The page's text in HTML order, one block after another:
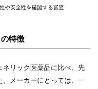
や安全性を確認する審査
特徴
ネリック医薬品に比べ、先
メーカーにとっては、一